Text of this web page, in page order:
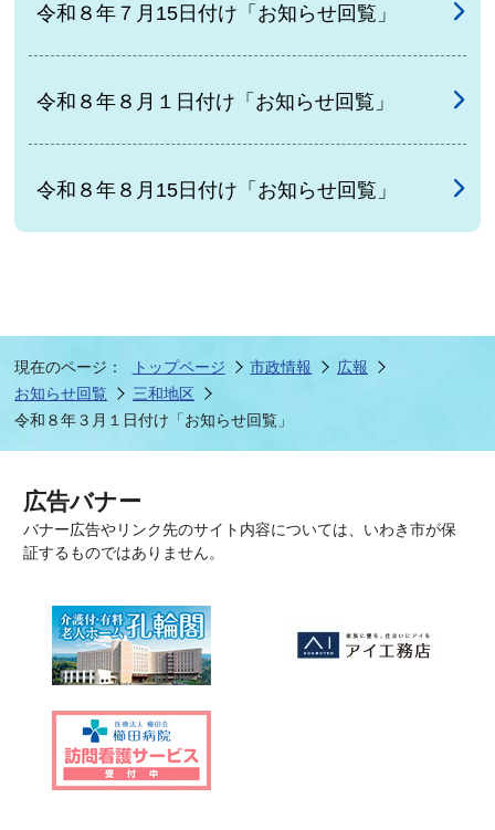
令和８年７月15日付け「お知らせ回覧」
令和８年８月１日付け「お知らせ回覧」
令和８年８月15日付け「お知らせ回覧」
現在のページ： トップページ 市政情報
広報
お知らせ回覧
三和地区
令和８年３月１日付け「お知らせ回覧」
広告バナー
バナー広告やリンク先のサイト内容については、いわき市が保
証するものではありません。